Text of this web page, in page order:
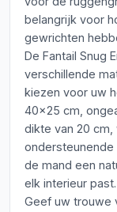
belangrijk voor
gewrichten
De Fantail Snug
verschillende
kiezen voor uw
40x25 cm,
dikte van 20
ondersteunende
de mand een
elk interieur past.
Geef uw trouwe